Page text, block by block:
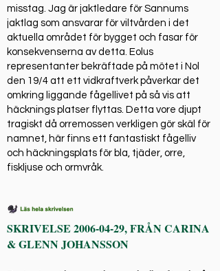
misstag. Jag är jaktledare för Sannums
jaktlag som ansvarar för viltvården i det
aktuella området för bygget och fasar för
konsekvenserna av detta. Eolus
representanter bekräftade på mötet i Nol
den 19/4 att ett vidkraftverk påverkar det
omkring liggande fågellivet på så vis att
häcknings platser flyttas. Detta vore djupt
tragiskt då orremossen verkligen gör skäl för
namnet, här finns ett fantastiskt fågelliv
och häckningsplats för bla, tjäder, orre,
fiskljuse och ormvråk.
SKRIVELSE 2006-04-29, FRÅN CARINA
& GLENN JOHANSSON